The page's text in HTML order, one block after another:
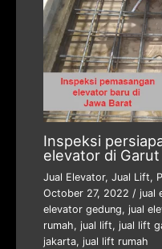
Inspeksi
elevator di
Jual Elevator,Jual Lift,
October 27, 2022/ jual
elevator gedung, jual
rumah, jual lift, jual lift
jakarta, jual lift rumah